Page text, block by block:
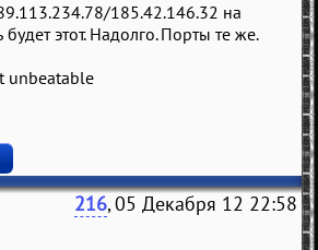
185.42.146.32 на
будет этот. Надолго. Порты те же.
unbeatable
216, 05 Декабря 12 22:58